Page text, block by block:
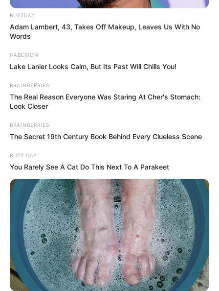
Egy élet tanulságai
Medveczky Ilona története ismét rávilágít arra,
találni a legkilátástalanabb helyzetekben. A
táncművész elkötelezettsége és hozzáállása
példaként szolgálhat mindannyiunk számára,
miközben arra is emlékeztet, hogy a belső erő
akadályokon is.
BUZZDAY
Adam Lambert, 43, Takes Off Makeup, Leaves Us With No
Words
HABERION
Lake Lanier Looks Calm, But Its Past Will Chills You!
BRAINBERRIES
The Real Reason Everyone Was Staring At Cher's Stomach:
Look Closer
BRAINBERRIES
The Secret 19th Century Book Behind Every Clueless Scene
BUZZ DAY
You Rarely See A Cat Do This Next To A Parakeet